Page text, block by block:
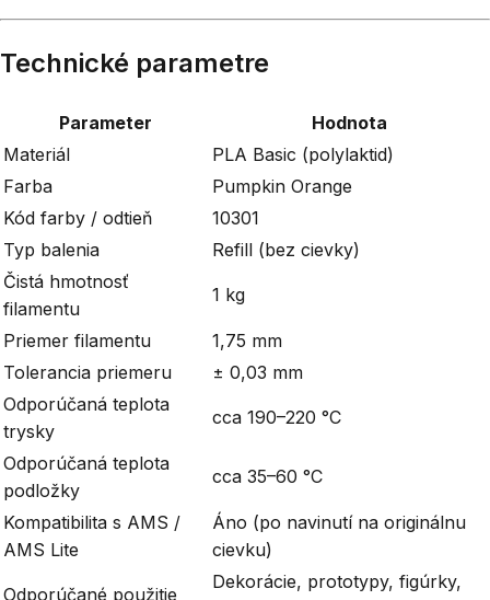
Technické parametre
Parameter
Hodnota
Materiál
PLA Basic (polylaktid)
Farba
Pumpkin Orange
Kód farby / odtieň
10301
Typ balenia
Refill (bez cievky)
Čistá hmotnosť
filamentu
1 kg
Priemer filamentu
1,75 mm
Tolerancia priemeru
± 0,03 mm
Odporúčaná teplota
trysky
cca 190–220 °C
Odporúčaná teplota
podložky
cca 35–60 °C
Kompatibilita s AMS /
AMS Lite
Áno (po navinutí na originálnu
cievku)
Odporúčané použitie
Dekorácie, prototypy, figúrky,